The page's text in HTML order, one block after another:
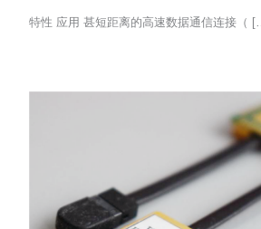
特性 应用 甚短距离的高速数据通信连接（